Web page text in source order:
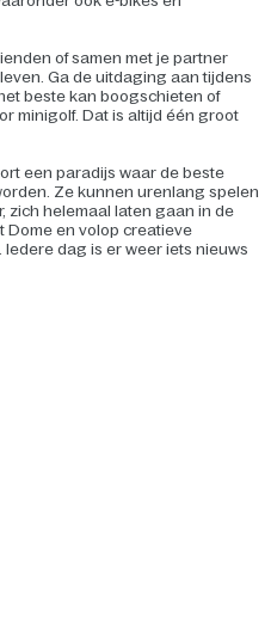
of samen met je partner
Ga de uitdaging aan tijdens
beste kan boogschieten of
minigolf. Dat is altijd één groot
een paradijs waar de beste
Ze kunnen urenlang spelen
zich helemaal laten gaan in de
Dome en volop creatieve
dag is er weer iets nieuws